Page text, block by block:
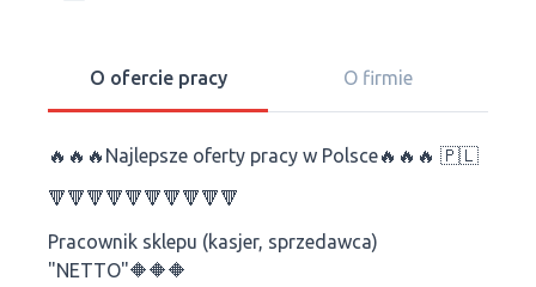
O ofercie pracy O firmie
🔥🔥🔥Najlepsze oferty pracy w Polsce🔥🔥🔥 🇵🇱
🔻🔻🔻🔻🔻🔻🔻🔻🔻🔻
Pracownik sklepu (kasjer, sprzedawca)
"NETTO"🔶🔶🔶